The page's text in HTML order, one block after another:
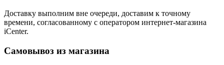
Доставку выполним вне очереди, доставим к точному
времени, согласованному с оператором интернет-магазина
iCenter.
Самовывоз из магазина